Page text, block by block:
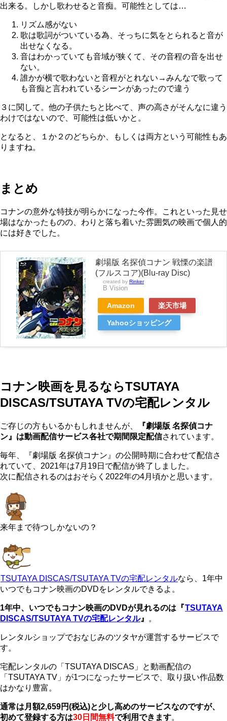
出来る。しかし歌わせると音痴。可能性としては…
リズム感がない
歌は歌詞がついている為、そっちに気をとられると音が
出せなくなる。
音はわかっていても音域が狭くて、その音程の音を出せ
ない。
誰かが横で歌わないと音程がとれない→みんなで歌って
も音痴と言われているシーンがあったので違う
３に関して。他の子供たちと比べて、声の高さがそんなに違う
わけではないので、可能性は低いかと。
となると、１か２のどちらか、もしくは両方という可能性もあ
りますね。
まとめ
コナンの意外な特技が明らかになった今作。これといった見せ
場はなかったものの、わりと落ち着いた雰囲気の映画で個人的
には好きでした。
劇場版 名探偵コナン 戦慄の楽譜
(フルスコア)(Blu-ray Disc)
created by Rinker
B Vision
Amazon 楽天市場
Yahooショッピング
コナン映画を見るならTSUTAYA
DISCAS/TSUTAYA TVの宅配レンタル
ご存じの方もいるかもしれませんが、
『劇場版 名探偵コナ
ン』は動画配信サービス各社で期間限定配信されています。
毎年、『劇場版 名探偵コナン』の公開時期に合わせて配信さ
れていて、2021年は7月19日で配信が終了しました。
次に配信されるのはおそらく2022年の4月頃かと思います。
来年まで待つしかないの？
TSUTAYA DISCAS/TSUTAYA TVの宅配レンタルなら、1年中
いつでもコナン映画のDVDをレンタルできるよ。
1年中、いつでもコナン映画のDVDが見れるのは『 TSUTAYA
DISCAS/TSUTAYA TVの宅配レンタル』 。
レンタルショップでおなじみのツタヤが運営するサービスで
す。
宅配レンタルの「TSUTAYA DISCAS」と動画配信の
「TSUTAYA TV」が1つになったサービスで、取り扱い作品数
はかなり豊富。
通常は月額2,659円(税込)と少し高めのサービスなのですが、
初めて登録する方は30日間無料で利用できます。